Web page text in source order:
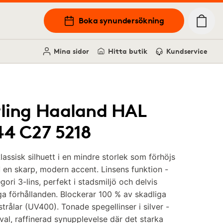
Boka synundersökning
Mina sidor Hitta butik Kundservice
Haaland HAL
C27 5218
silhuett i en mindre storlek som förhöjs
en skarp, modern accent. Linsens funktion -
3-lins, perfekt i stadsmiljö och delvis
förhållanden. Blockerar 100 % av skadliga
(UV400). Tonade spegellinser i silver -
raffinerad synupplevelse där det starka